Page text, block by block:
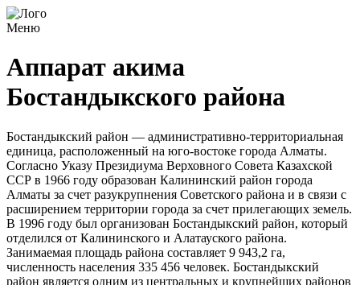
Меню
Аппарат акима
Бостандыкского района
Бостандыкский район — административно-территориальная
единица, расположенный на юго-востоке города Алматы.
Согласно Указу Президиума Верховного Совета Казахской
ССР в 1966 году образован Калининский район города
Алматы за счет разукрупнения Советского района и в связи с
расширением территории города за счет прилегающих земель.
В 1996 году был организован Бостандыкский район, который
отделился от Калининского и Алатауского района.
Занимаемая площадь района составляет 9 943,2 га,
численность населения 335 456 человек. Бостандыкский
район является одним из центральных и крупнейших районов